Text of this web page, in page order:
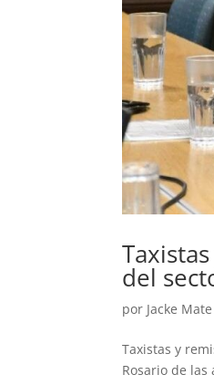
del
por Jacke Mate
Taxistas y
Rosario de